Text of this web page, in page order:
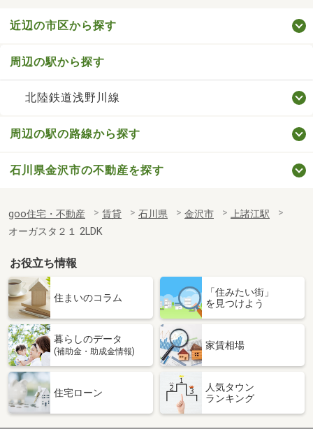
近辺の市区から探す
周辺の駅から探す
北陸鉄道浅野川線
周辺の駅の路線から探す
石川県金沢市の不動産を探す
goo住宅・不動産 賃貸 石川県 金沢市
上諸江駅
オーガスタ２１ 2LDK
お役立ち情報
住まいのコラム
「住みたい街」
を見つけよう
暮らしのデータ
(補助金・助成金情報)
家賃相場
住宅ローン
人気タウン
ランキング